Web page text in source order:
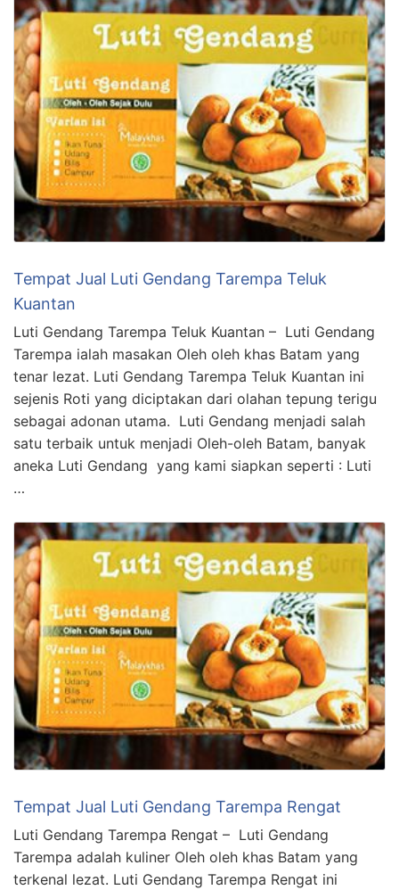
Tempat Jual Luti Gendang Tarempa Teluk
Kuantan
Luti Gendang Tarempa Teluk Kuantan – Luti Gendang
Tarempa ialah masakan Oleh oleh khas Batam yang
tenar lezat. Luti Gendang Tarempa Teluk Kuantan ini
sejenis Roti yang diciptakan dari olahan tepung terigu
sebagai adonan utama. Luti Gendang menjadi salah
satu terbaik untuk menjadi Oleh-oleh Batam, banyak
aneka Luti Gendang yang kami siapkan seperti : Luti
…
Tempat Jual Luti Gendang Tarempa Rengat
Luti Gendang Tarempa Rengat – Luti Gendang
Tarempa adalah kuliner Oleh oleh khas Batam yang
terkenal lezat. Luti Gendang Tarempa Rengat ini